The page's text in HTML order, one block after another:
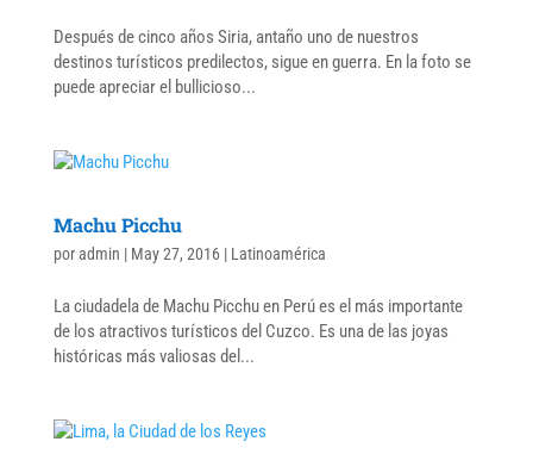
Después de cinco años Siria, antaño uno de nuestros
destinos turísticos predilectos, sigue en guerra. En la foto se
puede apreciar el bullicioso...
Machu Picchu
poradmin | May 27, 2016| Latinoamérica
La ciudadela de Machu Picchu en Perú es el más importante
de los atractivos turísticos del Cuzco. Es una de las joyas
históricas más valiosas del...